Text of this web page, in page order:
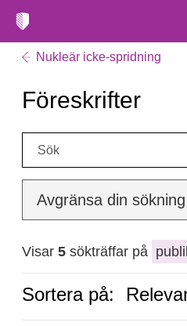
Nukleär icke-spridning
Föreskrifter
Sök:
Avgränsa din sökning
Visar 5 sökträffar på
Sortera på: